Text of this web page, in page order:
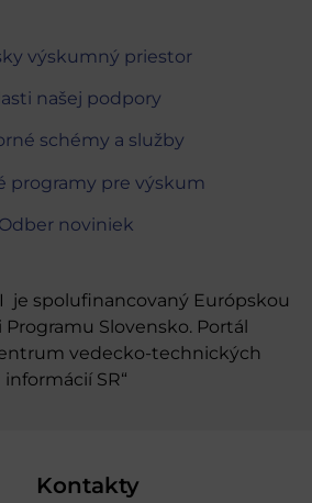
výskumný priestor
našej podpory
schémy a služby
programy pre výskum
Odber noviniek
je spolufinancovaný Európskou
Slovensko. Portál
vedecko-technických
informácií SR“
Kontakty